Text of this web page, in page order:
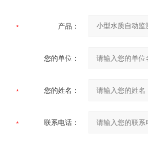
产品：
您的单位：
您的姓名：
联系电话：